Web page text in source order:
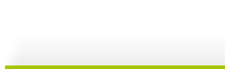
02:33 02:17 01:49